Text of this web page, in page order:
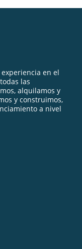
en el
las
alquilamos y
y construimos,
a nivel